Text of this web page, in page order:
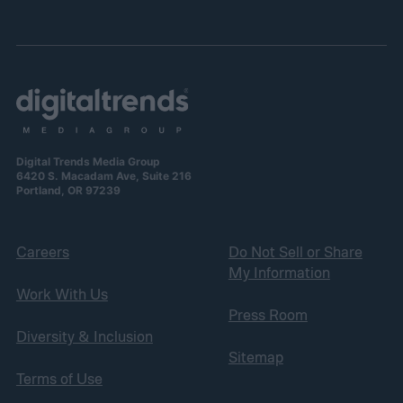
Digital Trends Media Group
6420 S. Macadam Ave, Suite 216
Portland, OR 97239
Careers
Work With Us
Diversity & Inclusion
Terms of Use
Do Not Sell or Share
My Information
Press Room
Sitemap